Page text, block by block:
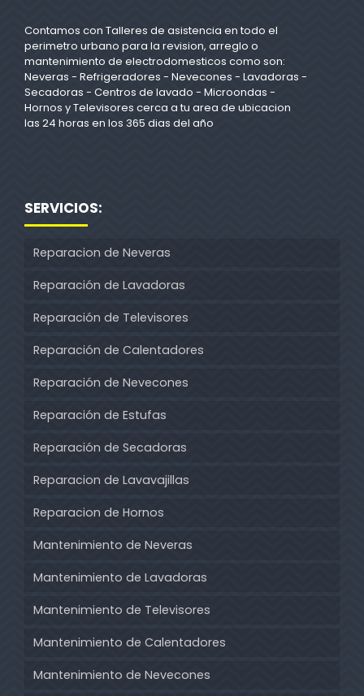
Contamos con Talleres de asistencia en todo el
perimetro urbano para la revision, arreglo o
mantenimiento de electrodomesticos como son:
Neveras - Refrigeradores - Nevecones - Lavadoras -
Secadoras - Centros de lavado - Microondas -
Hornos y Televisores cerca a tu area de ubicacion
las 24 horas en los 365 dias del año
SERVICIOS:
Reparacion de Neveras
Reparación de Lavadoras
Reparación de Televisores
Reparación de Calentadores
Reparación de Nevecones
Reparación de Estufas
Reparación de Secadoras
Reparacion de Lavavajillas
Reparacion de Hornos
Mantenimiento de Neveras
Mantenimiento de Lavadoras
Mantenimiento de Televisores
Mantenimiento de Calentadores
Mantenimiento de Nevecones